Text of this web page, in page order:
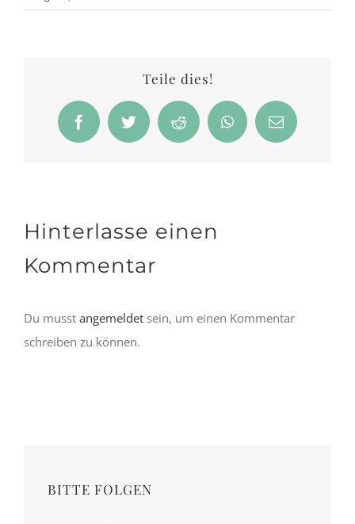
Teile dies!
FacebookTwitter Reddit WhatsApp
E-
Mail
Hinterlasse einen
Kommentar
Du musst angemeldet sein, um einen Kommentar
schreiben zu können.
BITTE FOLGEN